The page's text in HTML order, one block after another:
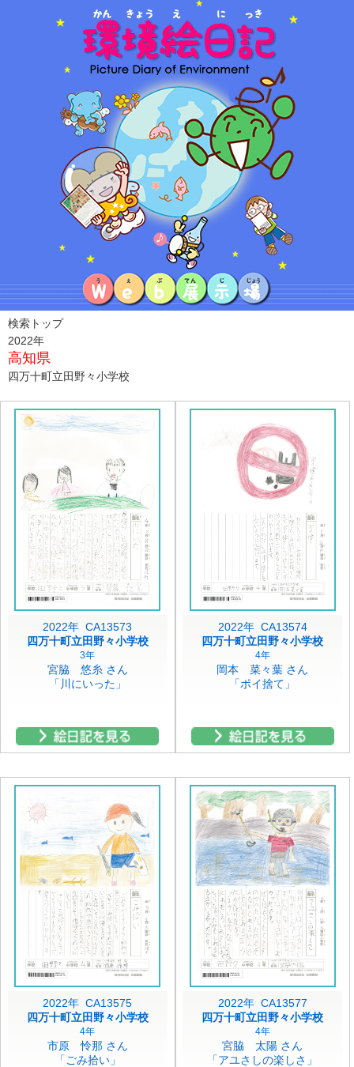
検索トップ
2022年
高知県
四万十町立田野々小学校
2022年 CA13573
四万十町立田野々小学校
3年
宮脇 悠糸 さん
「川にいった」
2022年 CA13574
四万十町立田野々小学校
4年
岡本 菜々葉 さん
「ポイ捨て」
2022年 CA13575
四万十町立田野々小学校
4年
市原 怜那 さん
「ごみ拾い」
2022年 CA13577
四万十町立田野々小学校
4年
宮脇 太陽 さん
「アユさしの楽しさ」